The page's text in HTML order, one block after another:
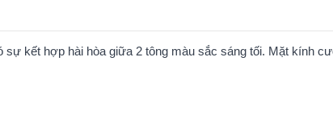
sự kết hợp hài hòa giữa 2 tông màu sắc sáng tối. Mặt kính